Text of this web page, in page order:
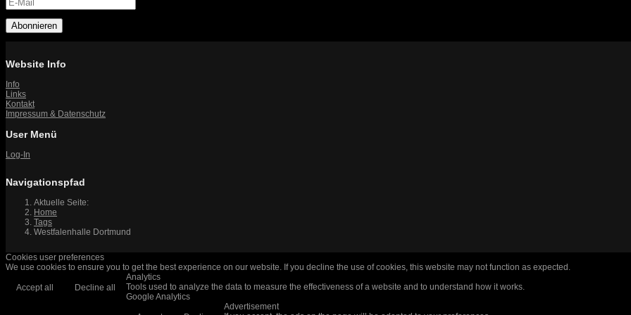
Abonnieren
Website Info
Info
Links
Kontakt
Impressum & Datenschutz
User Menü
Log-In
Navigationspfad
Aktuelle Seite:
Home
Tags
Westfalenhalle Dortmund
Cookies user preferences
We use cookies to ensure you to get the best experience on our website. If you decline the use of cookies, this website may not function as expected.
Accept all Decline all
Analytics
Tools used to analyze the data to measure the effectiveness of a website and to understand how it works.
Google Analytics
Advertisement